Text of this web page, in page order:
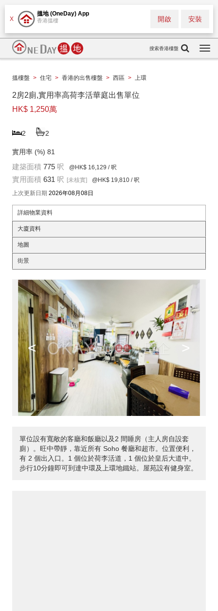
X
搵地 (OneDay) App
香港搵樓 安裝
開啟
搜索香港樓盤
搵樓盤 > 住宅 > 香港的出售樓盤 > 西區 > 上環
2房2廁,實用率高荷李活華庭出售單位
HK$ 1,250萬
2 2
實用率 (%) 81
建築面積 775 呎 @HK$ 16,129 / 呎
實用面積 631 呎 [未核實] @HK$ 19,810 / 呎
上次更新日期 2026年08月08日
詳細物業資料
大廈資料
地圖
街景
< >
單位設有寬敞的客廳和飯廳以及2 間睡房（主人房自設套
廁）。旺中帶靜，靠近所有 Soho 餐廳和超市。位置便利，
有 2 個出入口。1 個位於荷李活道，1 個位於皇后大道中。
步行10分鐘即可到達中環及上環地鐵站。屋苑設有健身室。